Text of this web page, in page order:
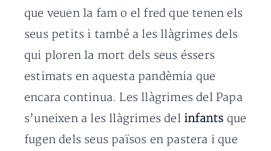
que veuen la fam o el fred que tenen els
seus petits i també a les llàgrimes dels
qui ploren la mort dels seus éssers
estimats en aquesta pandèmia que
encara continua. Les llàgrimes del Papa
s’uneixen a les llàgrimes del infants que
fugen dels seus països en pastera i que